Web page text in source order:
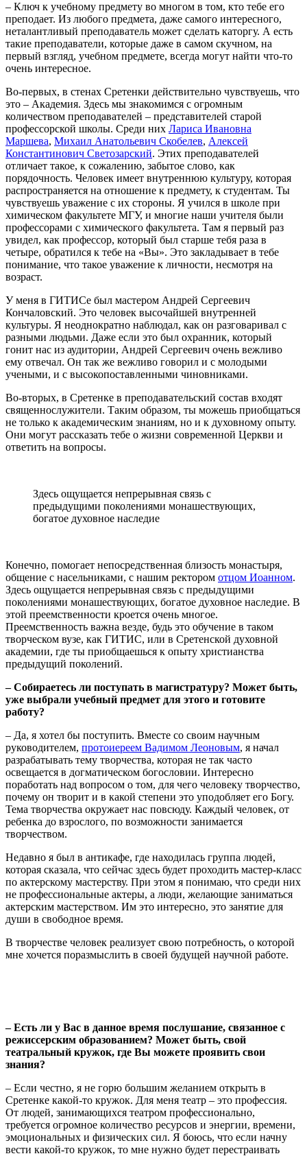
– Ключ к учебному предмету во многом в том, кто тебе его
преподает. Из любого предмета, даже самого интересного,
неталантливый преподаватель может сделать каторгу. А есть
такие преподаватели, которые даже в самом скучном, на
первый взгляд, учебном предмете, всегда могут найти что-то
очень интересное.
Во-первых, в стенах Сретенки действительно чувствуешь, что
это – Академия. Здесь мы знакомимся с огромным
количеством преподавателей – представителей старой
профессорской школы. Среди них Лариса Ивановна
Маршева, Михаил Анатольевич Скобелев, Алексей
Константинович Светозарский. Этих преподавателей
отличает такое, к сожалению, забытое слово, как
порядочность. Человек имеет внутреннюю культуру, которая
распространяется на отношение к предмету, к студентам. Ты
чувствуешь уважение с их стороны. Я учился в школе при
химическом факультете МГУ, и многие наши учителя были
профессорами с химического факультета. Там я первый раз
увидел, как профессор, который был старше тебя раза в
четыре, обратился к тебе на «Вы». Это закладывает в тебе
понимание, что такое уважение к личности, несмотря на
возраст.
У меня в ГИТИСе был мастером Андрей Сергеевич
Кончаловский. Это человек высочайшей внутренней
культуры. Я неоднократно наблюдал, как он разговаривал с
разными людьми. Даже если это был охранник, который
гонит нас из аудитории, Андрей Сергеевич очень вежливо
ему отвечал. Он так же вежливо говорил и с молодыми
учеными, и с высокопоставленными чиновниками.
Во-вторых, в Сретенке в преподавательский состав входят
священнослужители. Таким образом, ты можешь приобщаться
не только к академическим знаниям, но и к духовному опыту.
Они могут рассказать тебе о жизни современной Церкви и
ответить на вопросы.
Здесь ощущается непрерывная связь с
предыдущими поколениями монашествующих,
богатое духовное наследие
Конечно, помогает непосредственная близость монастыря,
общение с насельниками, с нашим ректором отцом Иоанном.
Здесь ощущается непрерывная связь с предыдущими
поколениями монашествующих, богатое духовное наследие. В
этой преемственности кроется очень многое.
Преемственность важна везде, будь это обучение в таком
творческом вузе, как ГИТИС, или в Сретенской духовной
академии, где ты приобщаешься к опыту христианства
предыдущий поколений.
– Собираетесь ли поступать в магистратуру? Может быть,
уже выбрали учебный предмет для этого и готовите
работу?
– Да, я хотел бы поступить. Вместе со своим научным
руководителем, протоиереем Вадимом Леоновым, я начал
разрабатывать тему творчества, которая не так часто
освещается в догматическом богословии. Интересно
поработать над вопросом о том, для чего человеку творчество,
почему он творит и в какой степени это уподобляет его Богу.
Тема творчества окружает нас повсюду. Каждый человек, от
ребенка до взрослого, по возможности занимается
творчеством.
Недавно я был в антикафе, где находилась группа людей,
которая сказала, что сейчас здесь будет проходить мастер-класс
по актерскому мастерству. При этом я понимаю, что среди них
не профессиональные актеры, а люди, желающие заниматься
актерским мастерством. Им это интересно, это занятие для
души в свободное время.
В творчестве человек реализует свою потребность, о которой
мне хочется поразмыслить в своей будущей научной работе.
– Есть ли у Вас в данное время послушание, связанное с
режиссерским образованием? Может быть, свой
театральный кружок, где Вы можете проявить свои
знания?
– Если честно, я не горю большим желанием открыть в
Сретенке какой-то кружок. Для меня театр – это профессия.
От людей, занимающихся театром профессионально,
требуется огромное количество ресурсов и энергии, времени,
эмоциональных и физических сил. Я боюсь, что если начну
вести какой-то кружок, то мне нужно будет перестраивать